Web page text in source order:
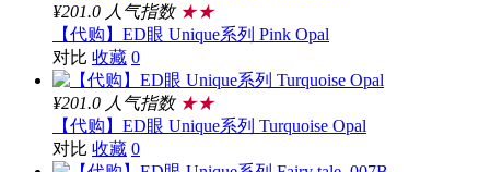
¥201.0 人气指数 ★★
【代购】ED眼 Unique系列 Pink Opal
对比 收藏 0
¥201.0 人气指数 ★★
【代购】ED眼 Unique系列 Turquoise Opal
对比 收藏 0